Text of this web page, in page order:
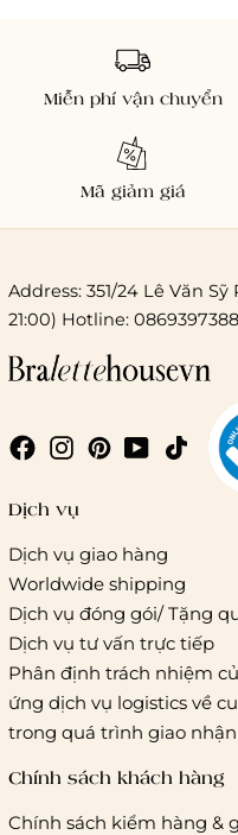
Chi phí giao hàng
Giao hàng trong ngày
Giao hàng tiêu chuẩn:
Hồ Chí Minh:
Áp dụng
Vietelpost/
Hà Nội và các tỉnh thành
cước của ĐVVC
tác vận chuyển khác
Miễn phí vận chuyển
Mã giảm giá
Address: 351/24 Lê Văn
21:00) Hotline: 0869397388
Dịch vụ
Dịch vụ giao hàng
Worldwide shipping
Dịch vụ đóng gói/ Tặng
Dịch vụ tư vấn trực tiếp
Phân định trách nhiệm
ứng dịch vụ logistics về
trong quá trình giao nhận
Chính sách khách hàng
Chính sách kiểm hàng &